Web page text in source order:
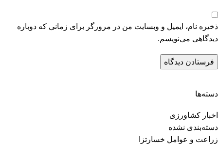
ذخیره نام، ایمیل و وبسایت من در مرورگر برای زمانی که دوباره
دیدگاهی می‌نویسم.
دسته‌ها
اخبار کشاورزی
دسته‌بندی نشده
زراعت و عوامل خسارتزا